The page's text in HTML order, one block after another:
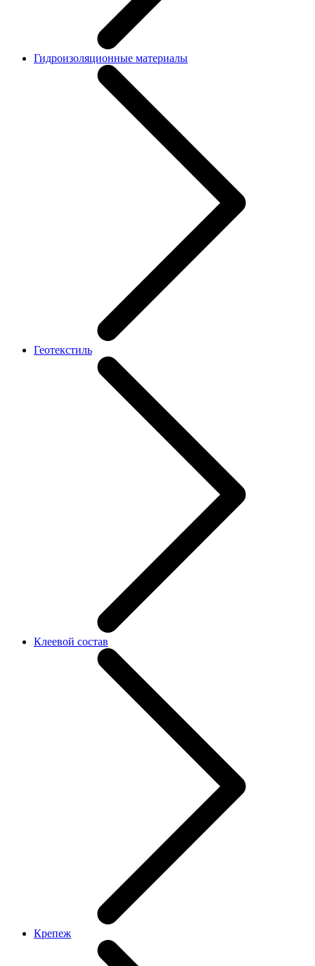
Гидроизоляционные материалы
Геотекстиль
Клеевой состав
Крепеж